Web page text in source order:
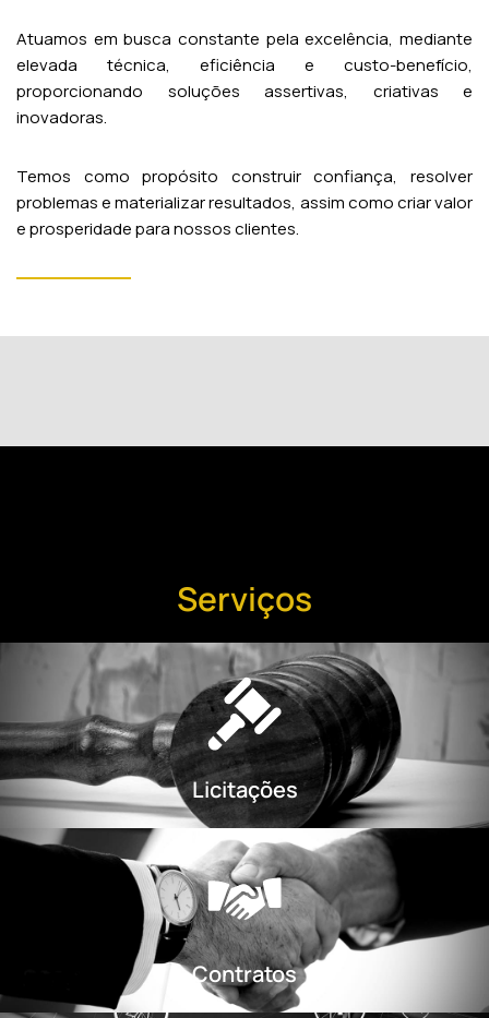
Atuamos em busca constante pela excelência, mediante
elevada técnica, eficiência e custo-benefício,
proporcionando soluções assertivas, criativas e
inovadoras.
Temos como propósito construir confiança, resolver
problemas e materializar resultados, assim como criar valor
e prosperidade para nossos clientes.
Serviços
Licitações
Contratos